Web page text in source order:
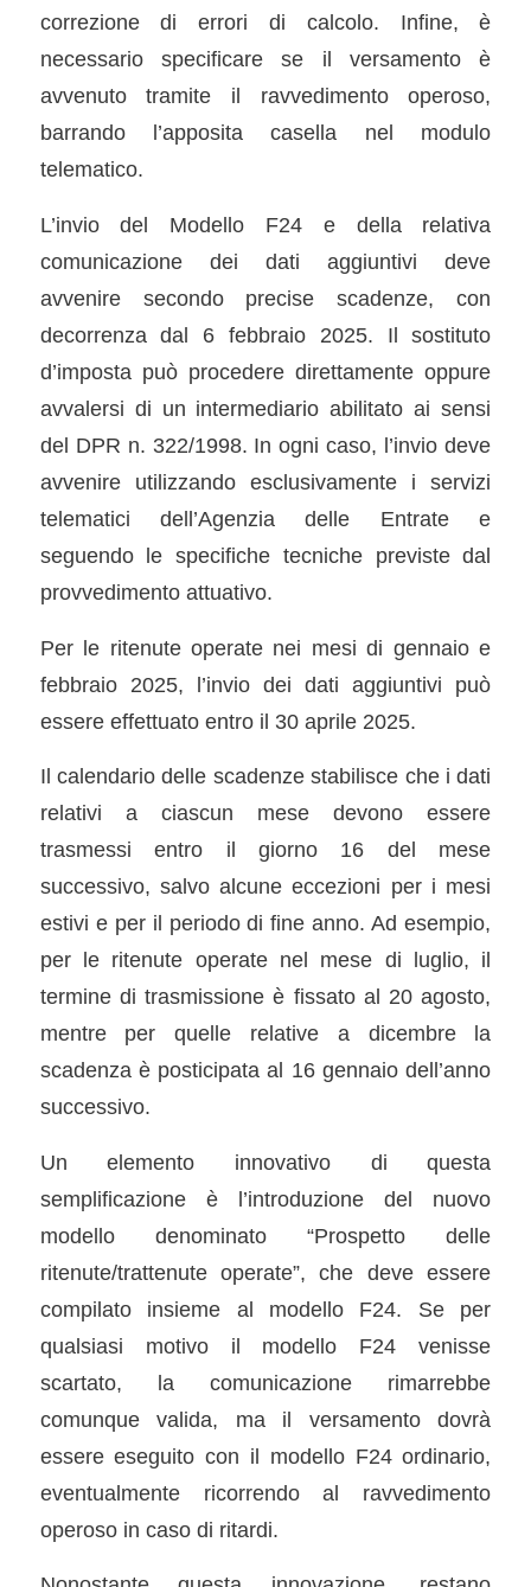
correzione di errori di calcolo. Infine, è
necessario specificare se il versamento è
avvenuto tramite il ravvedimento operoso,
barrando l’apposita casella nel modulo
telematico.
L’invio del Modello F24 e della relativa
comunicazione dei dati aggiuntivi deve
avvenire secondo precise scadenze, con
decorrenza dal 6 febbraio 2025. Il sostituto
d’imposta può procedere direttamente oppure
avvalersi di un intermediario abilitato ai sensi
del DPR n. 322/1998. In ogni caso, l’invio deve
avvenire utilizzando esclusivamente i servizi
telematici dell’Agenzia delle Entrate e
seguendo le specifiche tecniche previste dal
provvedimento attuativo.
Per le ritenute operate nei mesi di gennaio e
febbraio 2025, l’invio dei dati aggiuntivi può
essere effettuato entro il 30 aprile 2025.
Il calendario delle scadenze stabilisce che i dati
relativi a ciascun mese devono essere
trasmessi entro il giorno 16 del mese
successivo, salvo alcune eccezioni per i mesi
estivi e per il periodo di fine anno. Ad esempio,
per le ritenute operate nel mese di luglio, il
termine di trasmissione è fissato al 20 agosto,
mentre per quelle relative a dicembre la
scadenza è posticipata al 16 gennaio dell’anno
successivo.
Un elemento innovativo di questa
semplificazione è l’introduzione del nuovo
modello denominato “Prospetto delle
ritenute/trattenute operate”, che deve essere
compilato insieme al modello F24. Se per
qualsiasi motivo il modello F24 venisse
scartato, la comunicazione rimarrebbe
comunque valida, ma il versamento dovrà
essere eseguito con il modello F24 ordinario,
eventualmente ricorrendo al ravvedimento
operoso in caso di ritardi.